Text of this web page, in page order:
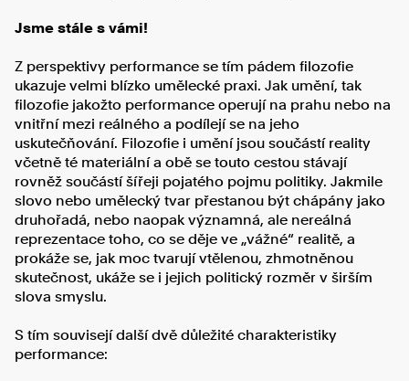
Jsme stále s vámi!
Z perspektivy performance se tím pádem filozofie
ukazuje velmi blízko umělecké praxi. Jak umění, tak
filozofie jakožto performance operují na prahu nebo na
vnitřní mezi reálného a podílejí se na jeho
uskutečňování. Filozofie i umění jsou součástí reality
včetně té materiální a obě se touto cestou stávají
rovněž součástí šířeji pojatého pojmu politiky. Jakmile
slovo nebo umělecký tvar přestanou být chápány jako
druhořadá, nebo naopak významná, ale nereálná
reprezentace toho, co se děje ve „vážné“ realitě, a
prokáže se, jak moc tvarují vtělenou, zhmotněnou
skutečnost, ukáže se i jejich politický rozměr v širším
slova smyslu.
S tím souvisejí další dvě důležité charakteristiky
performance: